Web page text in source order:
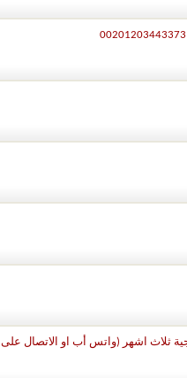
اشهر (واتس أب او الاتصال على 98002636